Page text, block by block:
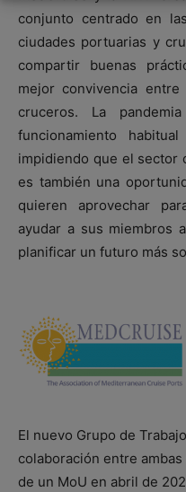
conjunto centrado en
ciudades portuarias y
compartir buenas
mejor convivencia
cruceros. La
funcionamiento
impidiendo que el sector
es también una
quieren aprovechar
ayudar a sus miembros
planificar un futuro más
El nuevo Grupo de
colaboración entre
de un MoU en abril de